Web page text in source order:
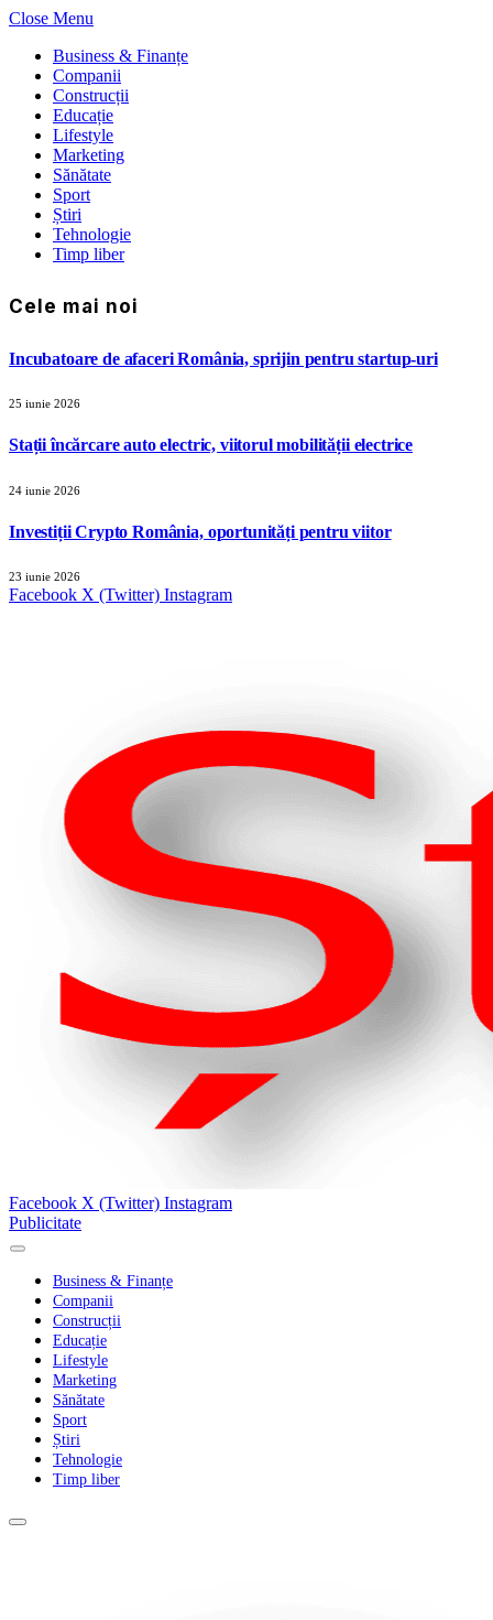
Close Menu
Business & Finanțe
Companii
Construcții
Educație
Lifestyle
Marketing
Sănătate
Sport
Știri
Tehnologie
Timp liber
Cele mai noi
Incubatoare de afaceri România, sprijin pentru startup-uri
25 iunie 2026
Stații încărcare auto electric, viitorul mobilității electrice
24 iunie 2026
Investiții Crypto România, oportunități pentru viitor
23 iunie 2026
Facebook X (Twitter) Instagram
Facebook X (Twitter) Instagram
Publicitate
Business & Finanțe
Companii
Construcții
Educație
Lifestyle
Marketing
Sănătate
Sport
Știri
Tehnologie
Timp liber